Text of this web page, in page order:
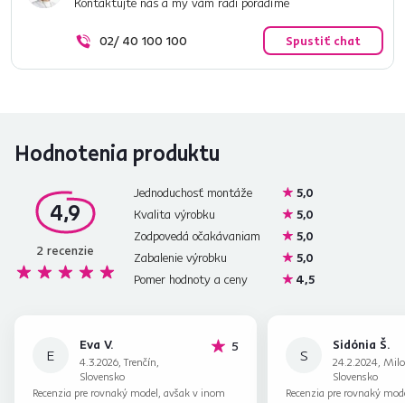
02/ 40 100 100 Spustiť chat
Hodnotenia produktu
4,9
2 recenzie
Jednoduchosť montáže
5,0
Kvalita výrobku
5,0
Zodpovedá očakávaniam
5,0
Zabalenie výrobku
5,0
Pomer hodnoty a ceny
4,5
E
Eva V.
4.3.2026, Trenčín,
Slovensko
5hviezdičiek
Recenzia pre rovnaký model, avšak v inom
S
Sidónia Š.
24.2.2024,
Slovensko
Recenzia pre rovnaký